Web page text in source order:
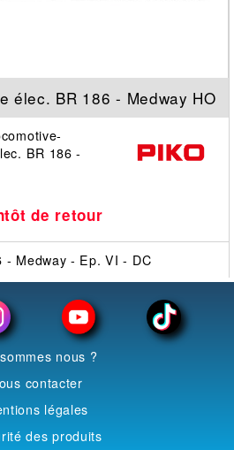
élec. BR 186 - Medway HO
BR 186 -
de retour
- Medway - Ep. VI - DC
nous ?
contacter
légales
des produits